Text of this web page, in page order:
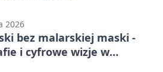
2026
bez malarskiej maski -
i cyfrowe wizje w